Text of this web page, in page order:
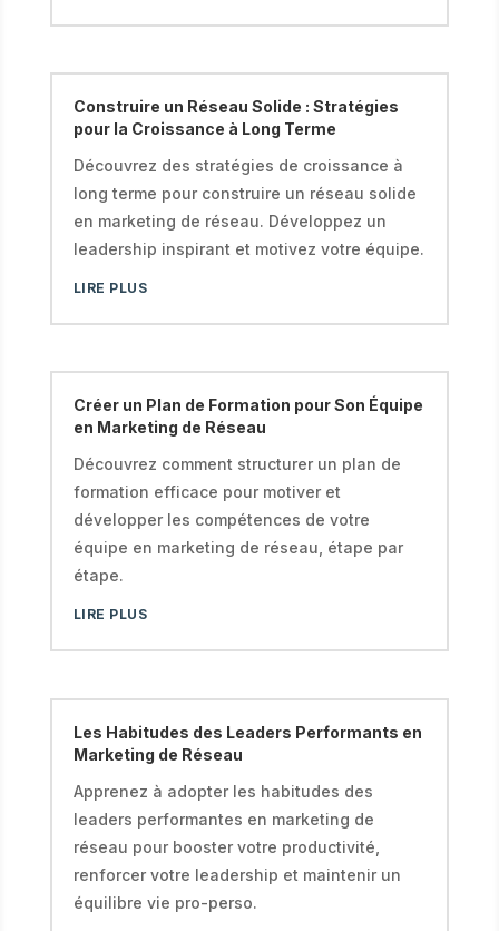
Construire un Réseau Solide : Stratégies
pour la Croissance à Long Terme
Découvrez des stratégies de croissance à
long terme pour construire un réseau solide
en marketing de réseau. Développez un
leadership inspirant et motivez votre équipe.
LIRE PLUS
Créer un Plan de Formation pour Son Équipe
en Marketing de Réseau
Découvrez comment structurer un plan de
formation efficace pour motiver et
développer les compétences de votre
équipe en marketing de réseau, étape par
étape.
LIRE PLUS
Les Habitudes des Leaders Performants en
Marketing de Réseau
Apprenez à adopter les habitudes des
leaders performantes en marketing de
réseau pour booster votre productivité,
renforcer votre leadership et maintenir un
équilibre vie pro-perso.